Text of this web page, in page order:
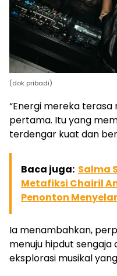
(dok pribadi)
“Energi mereka
pertama. Itu yang
terdengar kuat dan
Baca juga: Salma
Metafiksi Chairil
Penonton
Ia menambahkan,
menuju hipdut sengaja
eksplorasi musikal